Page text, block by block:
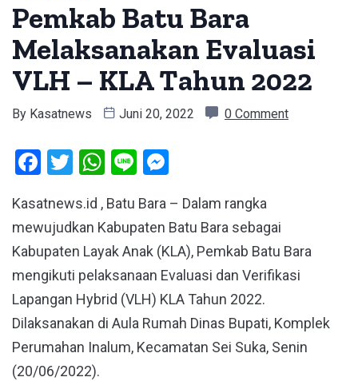
Pemkab Batu Bara
Melaksanakan Evaluasi
VLH – KLA Tahun 2022
By Kasatnews Juni 20, 2022 0 Comment
Facebook
Twitter
WhatsApp
Line
Kasatnews.id , Batu Bara – Dalam rangka
mewujudkan Kabupaten Batu Bara sebagai
Kabupaten Layak Anak (KLA), Pemkab Batu Bara
mengikuti pelaksanaan Evaluasi dan Verifikasi
Lapangan Hybrid (VLH) KLA Tahun 2022.
Dilaksanakan di Aula Rumah Dinas Bupati, Komplek
Perumahan Inalum, Kecamatan Sei Suka, Senin
(20/06/2022).